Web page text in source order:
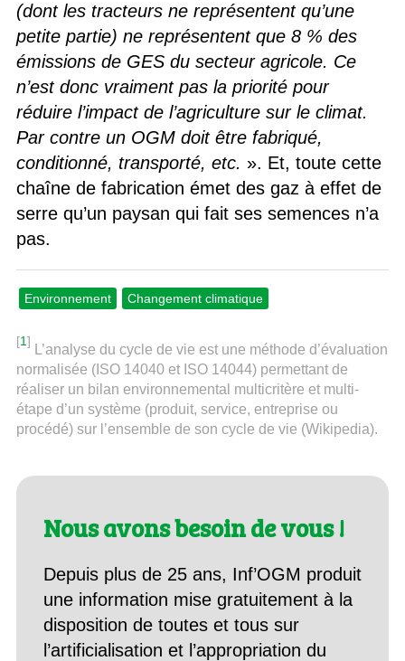
(dont les tracteurs ne représentent qu’une
petite partie) ne représentent que 8 % des
émissions de GES du secteur agricole. Ce
n’est donc vraiment pas la priorité pour
réduire l’impact de l’agriculture sur le climat.
Par contre un OGM doit être fabriqué,
conditionné, transporté, etc. ». Et, toute cette
chaîne de fabrication émet des gaz à effet de
serre qu’un paysan qui fait ses semences n’a
pas.
Environnement Changement climatique
[1]
L’analyse du cycle de vie est une méthode d’évaluation
normalisée (ISO 14040 et ISO 14044) permettant de
réaliser un bilan environnemental multicritère et multi-
étape d’un système (produit, service, entreprise ou
procédé) sur l’ensemble de son cycle de vie (Wikipedia).
Nous avons besoin de vous !
Depuis plus de 25 ans, Inf’OGM produit
une information mise gratuitement à la
disposition de toutes et tous sur
l’artificialisation et l’appropriation du